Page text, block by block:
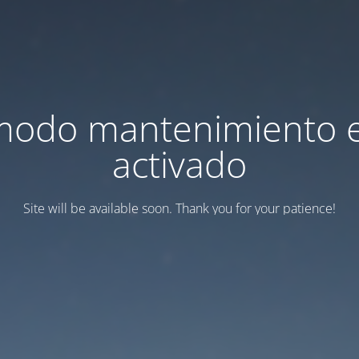
mantenimiento
activado
Site will be available soon. Thank you for your patience!